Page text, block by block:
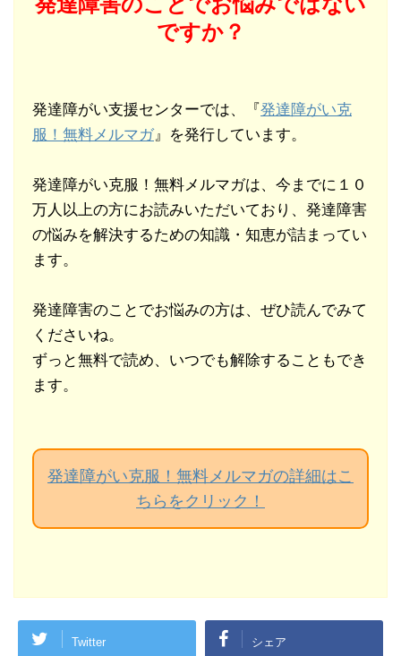
ですか？
発達障がい支援センターでは、『発達障がい克
服！無料メルマガ』を発行しています。
発達障がい克服！無料メルマガは、今までに１０
万人以上の方にお読みいただいており、発達障害
の悩みを解決するための知識・知恵が詰まってい
ます。
発達障害のことでお悩みの方は、ぜひ読んでみて
くださいね。
ずっと無料で読め、いつでも解除することもでき
ます。
発達障がい克服！無料メルマガの詳細はこ
ちらをクリック！
Twitter シェア